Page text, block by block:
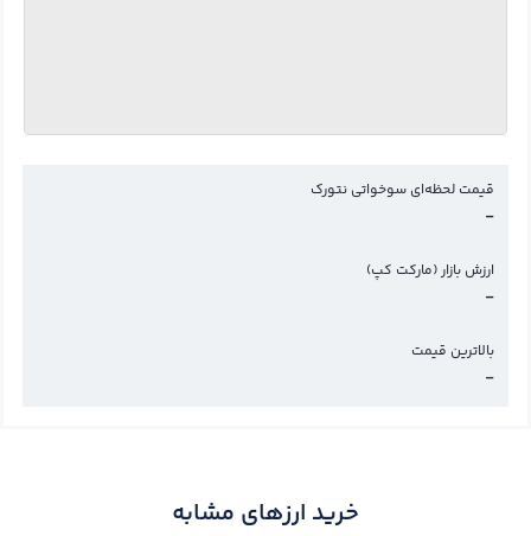
قیمت لحظه‌ای سوخواتی نتورک
-
ارزش بازار (مارکت کپ)
-
بالاترین قیمت
-
خرید ارزهای مشابه